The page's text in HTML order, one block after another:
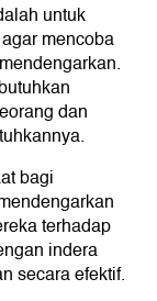
untuk
mencoba
dan
bagi
terhadap
indera
secara efektif.